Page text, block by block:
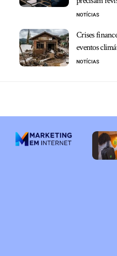
NOTÍCIAS
Crises
eventos
NOTÍCIAS